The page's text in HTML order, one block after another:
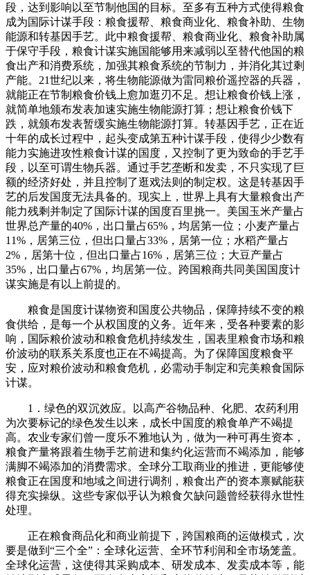
段，达到影响以至节制他国的目标。至多有五种方式使得粮食
成为国际计谋手段：粮食援帮、粮食商业化、粮食补助、生物
能源和转基因手艺。此中粮食援帮、粮食商业化、粮食补助属
于保守手段，粮食计谋实施国能够用来减弱以至替代他国的粮
食出产和消费系统，加强其粮食系统的节制力，并消化其过剩
产能。21世纪以来，将生物能源做为雷同粮价遥控器的兵器，
就能正在节制粮食价钱上愈加逛刃不足。想让粮食价钱上涨，
就简单地颁布发表加速实施生物能源打算；想让粮食价钱下
跌，就颁布发表暂缓实施生物能源打算。转基因手艺，正在近
十年的成长过程中，起头变成第五种计谋手段，使得少少数有
能力实施进攻性粮食计谋的国度，又控制了更为致命的手艺手
段，以至可谓生物兵器。通过手艺垄断和发卖，不只实现了巨
额的经济好处，并且控制了逛戏法则的制定权。这是转基因手
艺的后发国度无法具备的。现实上，世界上具有大量粮食出产
能力残剩并制定了国际计谋的国度百里挑一。美国玉米产量占
世界总产量的40%，出口量占65%，均居第一位；小麦产量占
11%，居第三位，但出口量占33%，居第一位；水稻产量占
2%，居第十位，但出口量占16%，居第三位；大豆产量占
35%，出口量占67%，均居第一位。跨国粮商共同美国国度计
谋实施是有以上前提的。
粮食是国度计谋物资和国度公共物品，保障持续不变的粮
食供给，是每一个从权国度的义务。近年来，受各种要素的影
响，国际粮价波动和粮食危机持续发生，国表里粮食市场和粮
价波动的联系关系度也正在不竭提高。为了保障国度粮食平
安，应对粮价波动和粮食危机，必需动手制定和完美粮食国际
计谋。
1．绿色的双沉效应。以高产谷物品种、化肥、农药利用
为次要标记的绿色发生以来，成长中国度的粮食单产不竭提
高。农业专家们曾一度乐不雅地认为，做为一种可再生资本，
粮食产量将跟着生物手艺前进和集约化运营而不竭添加，能够
满脚不竭添加的消费需求。全球分工取商业的推进，更能够使
粮食正在国度和地域之间进行调剂，粮食出产的资本禀赋能获
得充实操纵。这些专家似乎认为粮食欠缺问题曾经获得永世性
处理。
正在粮食商品化和商业前提下，跨国粮商的运做模式，次
要是做到“三个全”：全球化运营、全环节利润和全市场笼盖。
全球化运营，这使得其采购成本、研发成本、发卖成本等，能